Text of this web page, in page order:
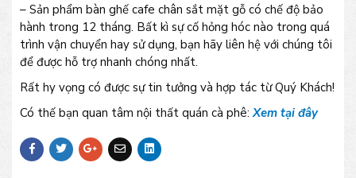
– Sản phẩm bàn ghế cafe chân sắt mặt gỗ có chế độ bảo
hành trong 12 tháng. Bất kì sự cố hỏng hóc nào trong quá
trình vận chuyển hay sử dụng, bạn hãy liên hệ với chúng tôi
để được hỗ trợ nhanh chóng nhất.
Rất hy vọng có được sự tin tưởng và hợp tác từ Quý Khách!
Có thế bạn quan tâm nội thất quán cà phê:Xem tại đây